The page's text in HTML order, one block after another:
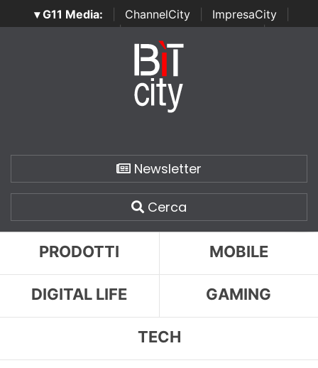
▾ G11 Media: ChannelCity ImpresaCity
SecurityOpenLab | Italian Channel Awards | Italian
Italian Security Awards
Newsletter
Cerca
PRODOTTI MOBILE
DIGITAL LIFE GAMING
TECH